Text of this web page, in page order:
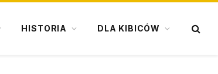
HISTORIA DLA KIBICÓW